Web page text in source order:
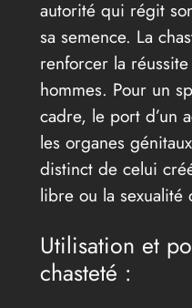
autorité qui régit
sa semence. La
renforcer la
hommes. Pour un
cadre, le port d’un
les organes
distinct de celui
libre ou la sexualité
Utilisation et
chasteté :